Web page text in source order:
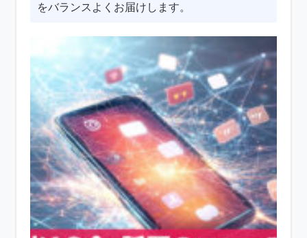
をバランスよくお届けします。